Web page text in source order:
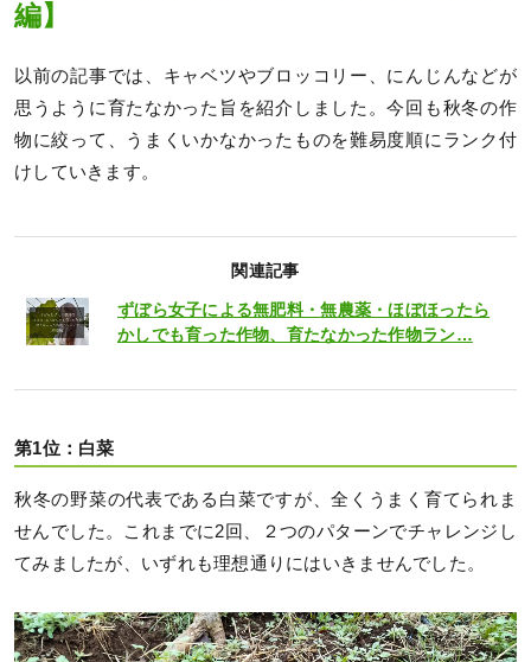
編】
以前の記事では、キャベツやブロッコリー、にんじんなどが
思うように育たなかった旨を紹介しました。今回も秋冬の作
物に絞って、うまくいかなかったものを難易度順にランク付
けしていきます。
関連記事
ずぼら女子による無肥料・無農薬・ほぼほったら
かしでも育った作物、育たなかった作物ラン…
第1位：白菜
秋冬の野菜の代表である白菜ですが、全くうまく育てられま
せんでした。これまでに2回、２つのパターンでチャレンジし
てみましたが、いずれも理想通りにはいきませんでした。